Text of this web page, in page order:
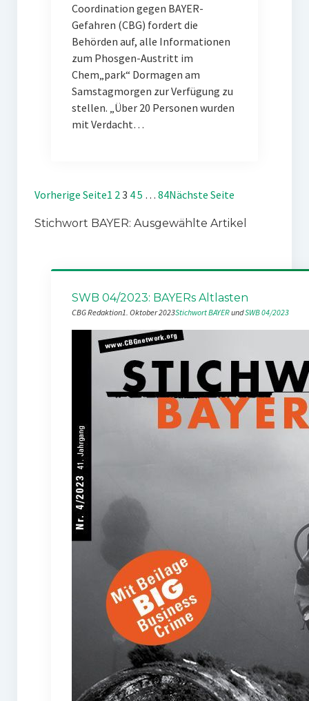
Coordination gegen BAYER-
Gefahren (CBG) fordert die
Behörden auf, alle Informationen
zum Phosgen-Austritt im
Chem„park“ Dormagen am
Samstagmorgen zur Verfügung zu
stellen. „Über 20 Personen wurden
mit Verdacht…
Vorherige Seite1 23 45 … 84Nächste Seite
Stichwort BAYER: Ausgewählte Artikel
SWB 04/2023: BAYERs Altlasten
CBG Redaktion1. Oktober 2023Stichwort BAYER und SWB 04/2023